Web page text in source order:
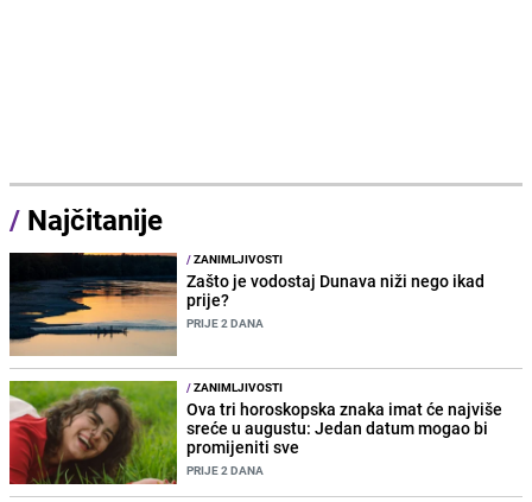
/ Najčitanije
/ZANIMLJIVOSTI
Zašto je vodostaj Dunava niži nego ikad
prije?
PRIJE 2 DANA
/ZANIMLJIVOSTI
Ova tri horoskopska znaka imat će najviše
sreće u augustu: Jedan datum mogao bi
promijeniti sve
PRIJE 2 DANA